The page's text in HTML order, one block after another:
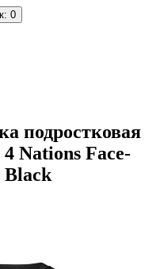
: 0
подростковая
Nations Face-
Black